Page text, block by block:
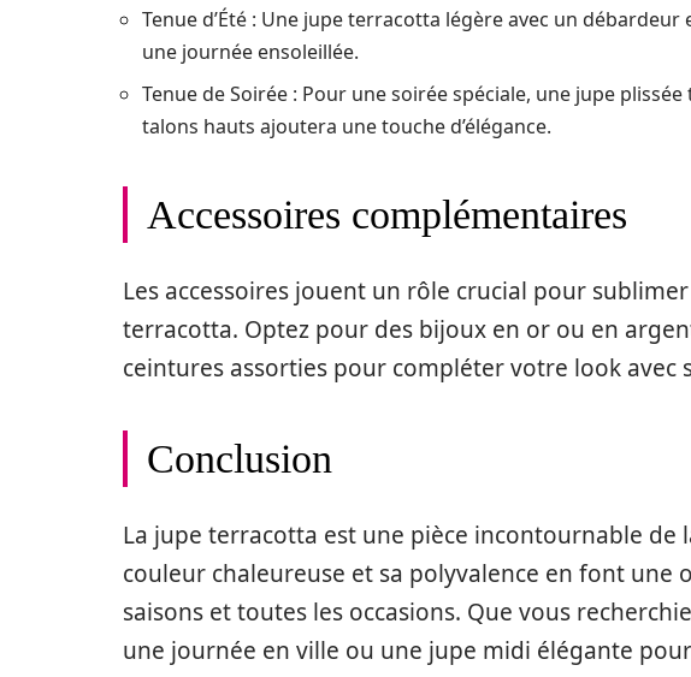
Tenue d’Été : Une jupe terracotta légère avec un
une journée ensoleillée.
Tenue de Soirée : Pour une soirée spéciale, une jupe
talons hauts ajoutera une touche d’élégance.
Accessoires complémentaires
Les accessoires jouent un rôle crucial pour
terracotta. Optez pour des bijoux en or ou en
ceintures assorties pour compléter votre look avec
Conclusion
La jupe terracotta est une pièce incontournable de
couleur chaleureuse et sa polyvalence en font
saisons et toutes les occasions. Que vous
une journée en ville ou une jupe midi élégante